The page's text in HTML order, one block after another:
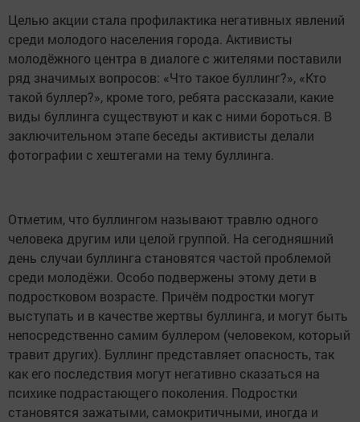
Целью акции стала профилактика негативных явлений
среди молодого населения города. Активисты
молодёжного центра в диалоге с жителями поставили
ряд значимых вопросов: «Что такое буллинг?», «Кто
такой буллер?», кроме того, ребята рассказали, какие
виды буллинга существуют и как с ними бороться. В
заключительном этапе беседы активисты делали
фотографии с хештегами на тему буллинга.
Отметим, что буллингом называют травлю одного
человека другим или целой группой. На сегодняшний
день случаи буллинга становятся частой проблемой
среди молодёжи. Особо подвержены этому дети в
подростковом возрасте. Причём подростки могут
выступать и в качестве жертвы буллинга, и могут быть
непосредственно самим буллером (человеком, который
травит других). Буллинг представляет опасность, так
как его последствия могут негативно сказаться на
психике подрастающего поколения. Подростки
становятся зажатыми, самокритичными, иногда и